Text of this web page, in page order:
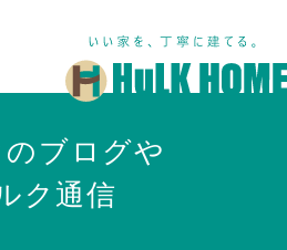
ブログや
ク通信